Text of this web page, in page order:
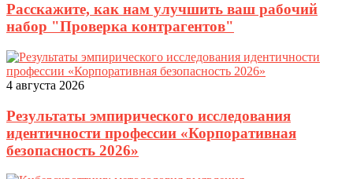
Расскажите, как нам улучшить ваш рабочий
набор "Проверка контрагентов"
4 августа 2026
Результаты эмпирического исследования
идентичности профессии «Корпоративная
безопасность 2026»